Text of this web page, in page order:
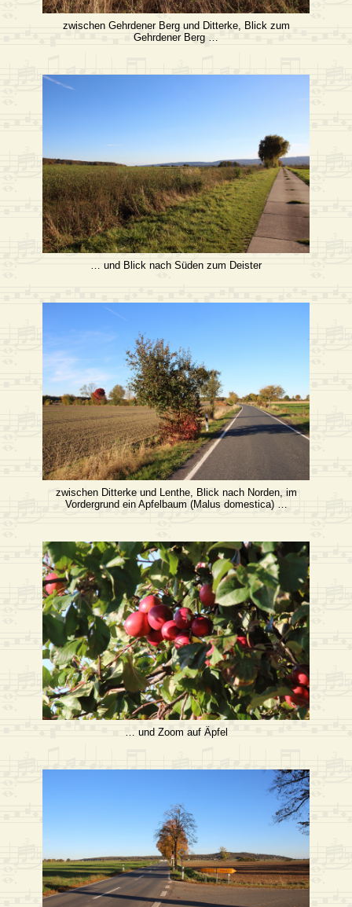
zwischen Gehrdener Berg und Ditterke, Blick zum
Gehrdener Berg …
… und Blick nach Süden zum Deister
zwischen Ditterke und Lenthe, Blick nach Norden, im
Vordergrund ein Apfelbaum (Malus domestica) …
… und Zoom auf Äpfel